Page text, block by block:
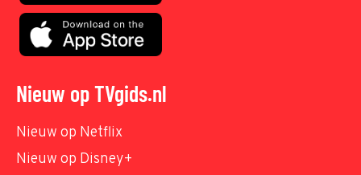
Nieuw op TVgids.nl
Nieuw op Netflix
Nieuw op Disney+